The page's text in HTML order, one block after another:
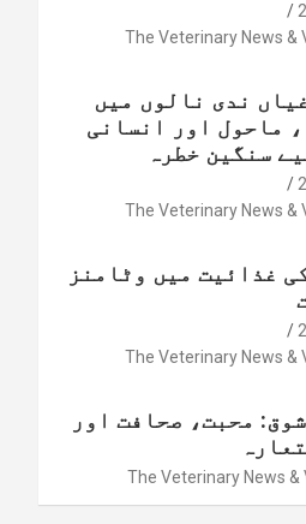
The Veterinary News &
ندی نالوں میں
ماحول اور انسانی
سنگین خطرہ
The Veterinary News &
غذائیت میں وٹامنز
The Veterinary News &
محبت، صحافت اور
The Veterinary News &